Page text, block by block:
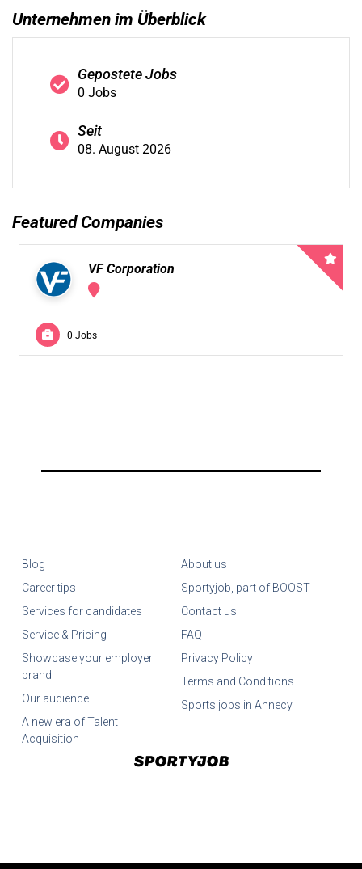
Unternehmen im Überblick
Gepostete Jobs
0 Jobs
Seit
08. August 2026
Featured Companies
VF Corporation
0 Jobs
Blog
Career tips
Services for candidates
Service & Pricing
Showcase your employer
brand
Our audience
A new era of Talent
Acquisition
About us
Sportyjob, part of BOOST
Contact us
FAQ
Privacy Policy
Terms and Conditions
Sports jobs in Annecy